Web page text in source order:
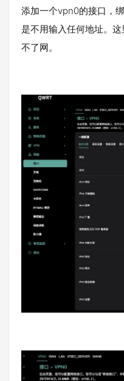
添加一个vpn0的接口，
是不用输入任何地址。
不了网。